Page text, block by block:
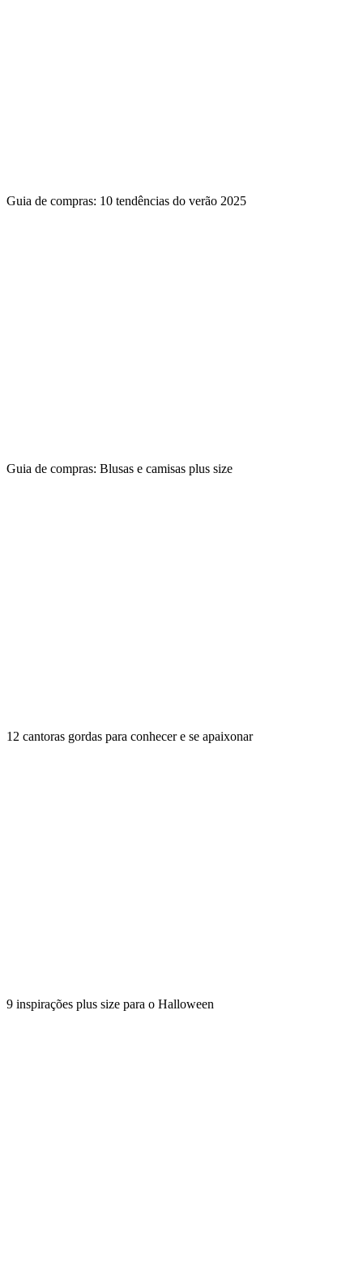
Guia de compras: 10 tendências do verão 2025
Guia de compras: Blusas e camisas plus size
12 cantoras gordas para conhecer e se apaixonar
9 inspirações plus size para o Halloween